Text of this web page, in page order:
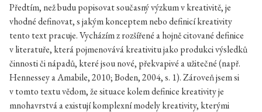
Předtím, než budu popisovat současný výzkum v kreativitě, je
vhodné definovat, s jakým konceptem nebo definicí kreativity
tento text pracuje. Vycházím z rozšířené a hojně citované definice
v literatuře, která pojmenovává kreativitu jako produkci výsledků
činnosti či nápadů, které jsou nové, překvapivé a užitečné (např.
Hennessey a Amabile, 2010; Boden, 2004, s. 1). Zároveň jsem si
v tomto textu vědom, že situace kolem definice kreativity je
mnohavrstvá a existují komplexní modely kreativity, kterými